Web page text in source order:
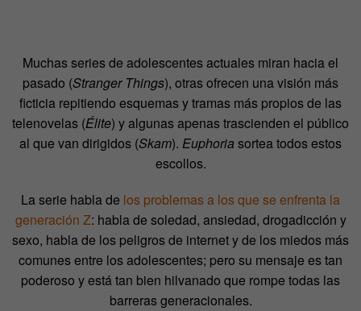
Muchas series de adolescentes actuales miran hacia el
pasado (Stranger Things), otras ofrecen una visión más
ficticia repitiendo esquemas y tramas más propios de las
telenovelas (Élite) y algunas apenas trascienden el público
al que van dirigidos (Skam). Euphoria sortea todos estos
escollos.
La serie habla de los problemas a los que se enfrenta la
generación Z: habla de soledad, ansiedad, drogadicción y
sexo, habla de los peligros de internet y de los miedos más
comunes entre los adolescentes; pero su mensaje es tan
poderoso y está tan bien hilvanado que rompe todas las
barreras generacionales.